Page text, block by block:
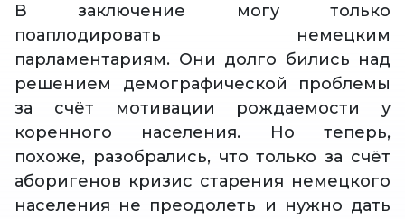
В заключение могу только
поаплодировать немецким
парламентариям. Они долго бились над
решением демографической проблемы
за счёт мотивации рождаемости у
коренного населения. Но теперь,
похоже, разобрались, что только за счёт
аборигенов кризис старения немецкого
населения не преодолеть и нужно дать